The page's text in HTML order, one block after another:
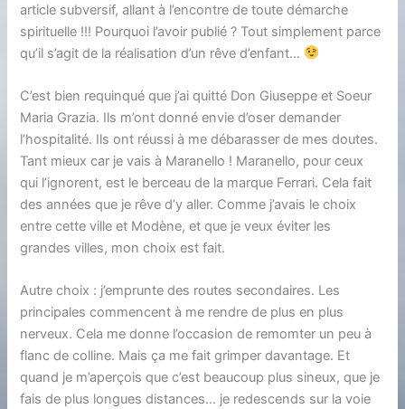
article subversif, allant à l’encontre de toute démarche
spirituelle !!! Pourquoi l’avoir publié ? Tout simplement parce
qu’il s’agit de la réalisation d’un rêve d’enfant…
C’est bien requinqué que j’ai quitté Don Giuseppe et Soeur
Maria Grazia. Ils m’ont donné envie d’oser demander
l’hospitalité. Ils ont réussi à me débarasser de mes doutes.
Tant mieux car je vais à Maranello ! Maranello, pour ceux
qui l’ignorent, est le berceau de la marque Ferrari. Cela fait
des années que je rêve d’y aller. Comme j’avais le choix
entre cette ville et Modène, et que je veux éviter les
grandes villes, mon choix est fait.
Autre choix : j’emprunte des routes secondaires. Les
principales commencent à me rendre de plus en plus
nerveux. Cela me donne l’occasion de remomter un peu à
flanc de colline. Mais ça me fait grimper davantage. Et
quand je m’aperçois que c’est beaucoup plus sineux, que je
fais de plus longues distances… je redescends sur la voie